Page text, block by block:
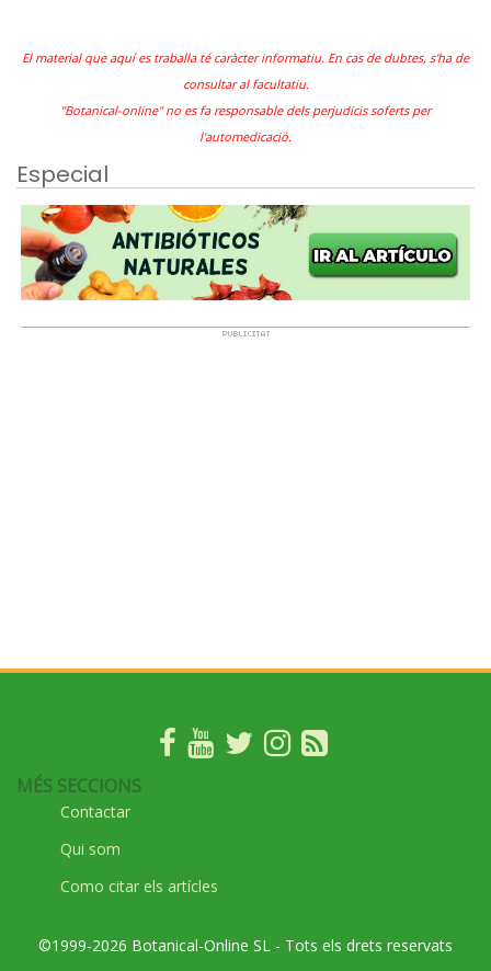
El material que aquí es traballa té caràcter informatiu. En cas de dubtes, s'ha de
consultar al facultatiu.
"Botanical-online" no es fa responsable dels perjudicis soferts per
l'automedicació.
Especial
MÉS SECCIONS
Contactar
Qui som
Como citar els artícles
©1999-2026 Botanical-Online SL - Tots els drets reservats